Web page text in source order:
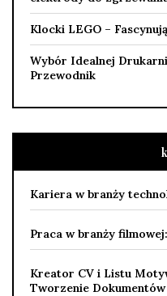
Klocki LEGO –
Wybór Idealnej
Przewodnik
Kariera w branży
Praca w branży
Kreator CV i Listu
Tworzenie